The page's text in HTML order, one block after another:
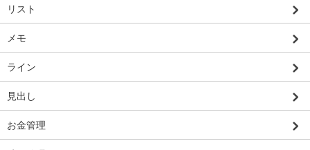
リスト
メモ
ライン
見出し
お金管理